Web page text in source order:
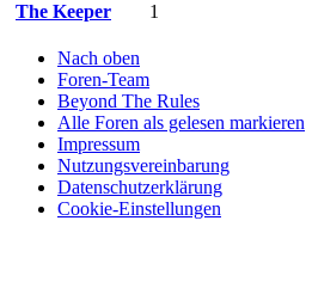
The Keeper
1
Nach oben
Foren-Team
Beyond The Rules
Alle Foren als gelesen markieren
Impressum
Nutzungsvereinbarung
Datenschutzerklärung
Cookie-Einstellungen